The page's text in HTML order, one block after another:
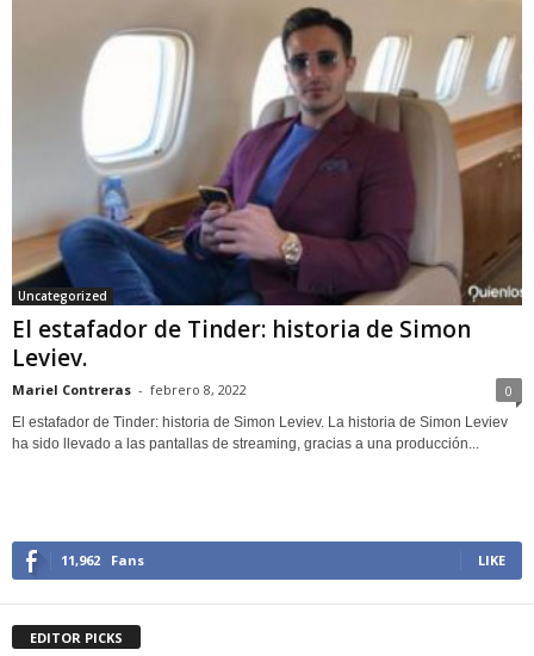
Uncategorized
El estafador de Tinder: historia de Simon
Leviev.
Mariel Contreras - febrero 8, 2022 0
El estafador de Tinder: historia de Simon Leviev. La historia de Simon Leviev
ha sido llevado a las pantallas de streaming, gracias a una producción...
11,962 Fans LIKE
EDITOR PICKS